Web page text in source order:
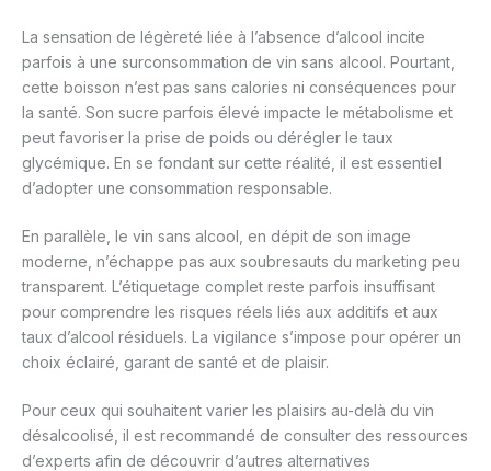
La sensation de légèreté liée à l’absence d’alcool incite
parfois à une surconsommation de vin sans alcool. Pourtant,
cette boisson n’est pas sans calories ni conséquences pour
la santé. Son sucre parfois élevé impacte le métabolisme et
peut favoriser la prise de poids ou dérégler le taux
glycémique. En se fondant sur cette réalité, il est essentiel
d’adopter une consommation responsable.
En parallèle, le vin sans alcool, en dépit de son image
moderne, n’échappe pas aux soubresauts du marketing peu
transparent. L’étiquetage complet reste parfois insuffisant
pour comprendre les risques réels liés aux additifs et aux
taux d’alcool résiduels. La vigilance s’impose pour opérer un
choix éclairé, garant de santé et de plaisir.
Pour ceux qui souhaitent varier les plaisirs au-delà du vin
désalcoolisé, il est recommandé de consulter des ressources
d’experts afin de découvrir d’autres alternatives